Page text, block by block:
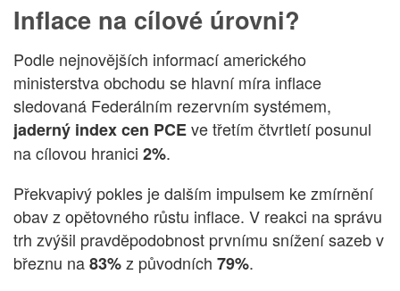
Inflace na cílové úrovni?
Podle nejnovějších informací amerického
ministerstva obchodu se hlavní míra inflace
sledovaná Federálním rezervním systémem,
jaderný index cen PCEve třetím čtvrtletí posunul
na cílovou hranici 2%.
Překvapivý pokles je dalším impulsem ke zmírnění
obav z opětovného růstu inflace. V reakci na správu
trh zvýšil pravděpodobnost prvnímu snížení sazeb v
březnu na83%z původních 79%.